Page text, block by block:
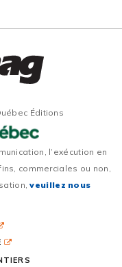
Éditions
l’exécution en
commerciales ou non,
veuillez nous